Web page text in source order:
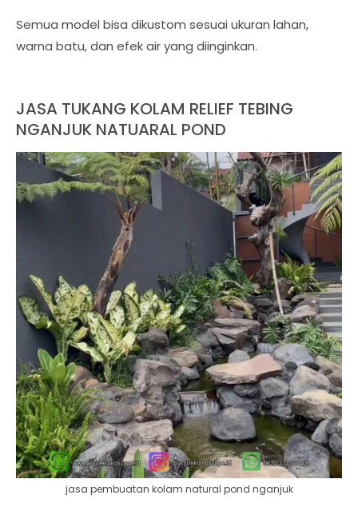
Semua model bisa dikustom sesuai ukuran lahan,
warna batu, dan efek air yang diinginkan.
JASA TUKANG KOLAM RELIEF TEBING
NGANJUK NATUARAL POND
jasa pembuatan kolam natural pond nganjuk